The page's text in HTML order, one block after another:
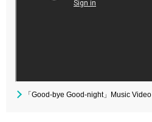
「Good-bye Good-night」Music Video